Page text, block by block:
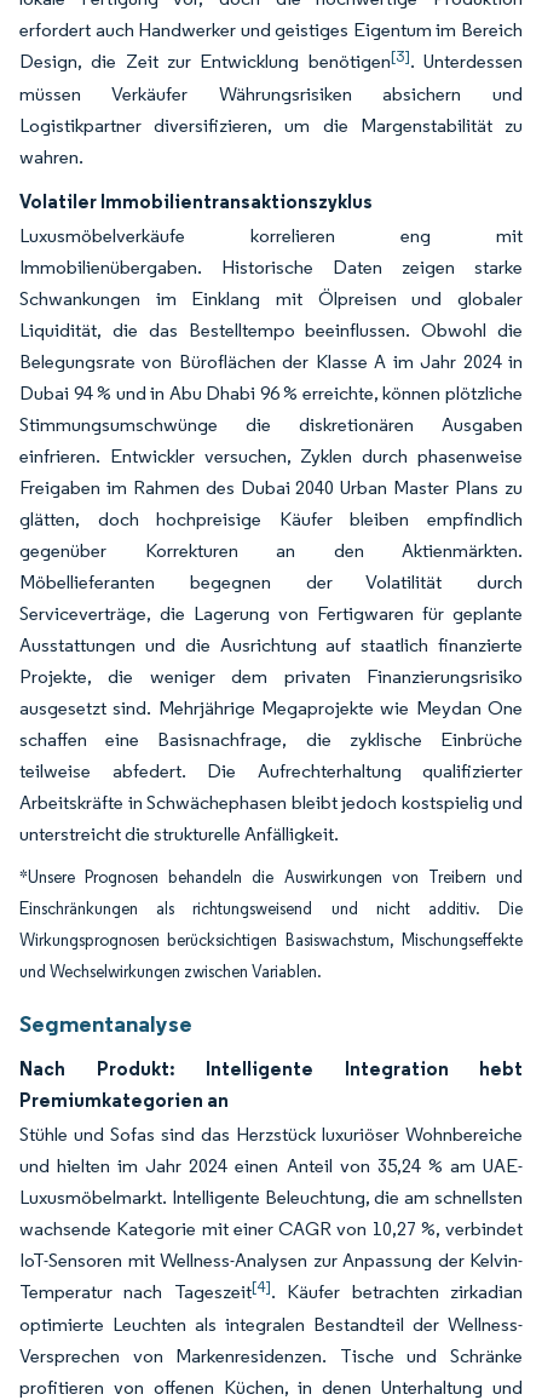
erfordert auch Handwerker und geistiges Eigentum im Bereich
Design, die Zeit zur Entwicklung benötigen[3]. Unterdessen
müssen Verkäufer Währungsrisiken absichern und
Logistikpartner diversifizieren, um die Margenstabilität zu
wahren.
Volatiler Immobilientransaktionszyklus
Luxusmöbelverkäufe korrelieren eng mit
Immobilienübergaben. Historische Daten zeigen starke
Schwankungen im Einklang mit Ölpreisen und globaler
Liquidität, die das Bestelltempo beeinflussen. Obwohl die
Belegungsrate von Büroflächen der Klasse A im Jahr 2024 in
Dubai 94 % und in Abu Dhabi 96 % erreichte, können plötzliche
Stimmungsumschwünge die diskretionären Ausgaben
einfrieren. Entwickler versuchen, Zyklen durch phasenweise
Freigaben im Rahmen des Dubai 2040 Urban Master Plans zu
glätten, doch hochpreisige Käufer bleiben empfindlich
gegenüber Korrekturen an den Aktienmärkten.
Möbellieferanten begegnen der Volatilität durch
Serviceverträge, die Lagerung von Fertigwaren für geplante
Ausstattungen und die Ausrichtung auf staatlich finanzierte
Projekte, die weniger dem privaten Finanzierungsrisiko
ausgesetzt sind. Mehrjährige Megaprojekte wie Meydan One
schaffen eine Basisnachfrage, die zyklische Einbrüche
teilweise abfedert. Die Aufrechterhaltung qualifizierter
Arbeitskräfte in Schwächephasen bleibt jedoch kostspielig und
unterstreicht die strukturelle Anfälligkeit.
*Unsere Prognosen behandeln die Auswirkungen von Treibern und
Einschränkungen als richtungsweisend und nicht additiv. Die
Wirkungsprognosen berücksichtigen Basiswachstum, Mischungseffekte
und Wechselwirkungen zwischen Variablen.
Segmentanalyse
Nach Produkt: Intelligente Integration hebt
Premiumkategorien an
Stühle und Sofas sind das Herzstück luxuriöser Wohnbereiche
und hielten im Jahr 2024 einen Anteil von 35,24 % am UAE-
Luxusmöbelmarkt. Intelligente Beleuchtung, die am schnellsten
wachsende Kategorie mit einer CAGR von 10,27 %, verbindet
IoT-Sensoren mit Wellness-Analysen zur Anpassung der Kelvin-
Temperatur nach Tageszeit[4]. Käufer betrachten zirkadian
optimierte Leuchten als integralen Bestandteil der Wellness-
Versprechen von Markenresidenzen. Tische und Schränke
profitieren von offenen Küchen, in denen Unterhaltung und